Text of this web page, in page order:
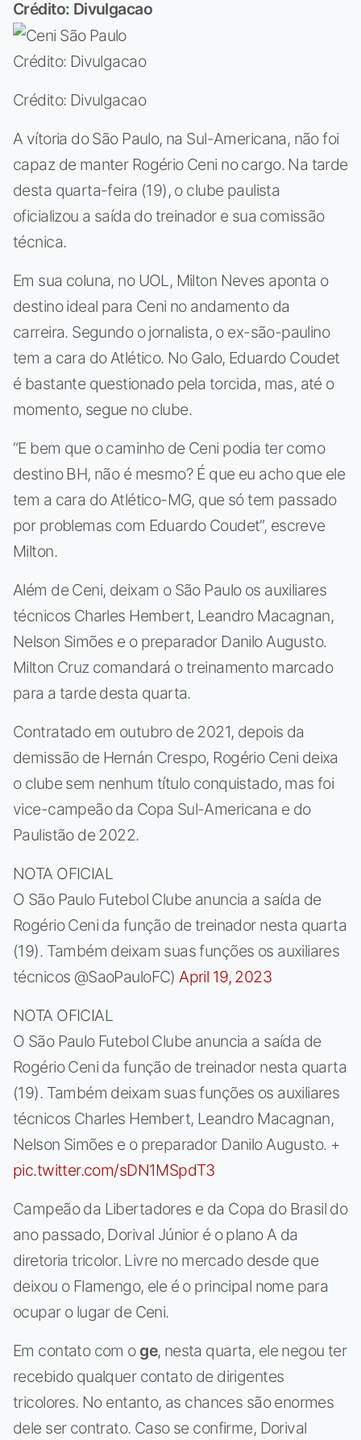
Crédito: Divulgacao
Crédito: Divulgacao
Crédito: Divulgacao
A vítoria do São Paulo, na Sul-Americana, não foi
capaz de manter Rogério Ceni no cargo. Na tarde
desta quarta-feira (19), o clube paulista
oficializou a saída do treinador e sua comissão
técnica.
Em sua coluna, no UOL, Milton Neves aponta o
destino ideal para Ceni no andamento da
carreira. Segundo o jornalista, o ex-são-paulino
tem a cara do Atlético. No Galo, Eduardo Coudet
é bastante questionado pela torcida, mas, até o
momento, segue no clube.
“E bem que o caminho de Ceni podia ter como
destino BH, não é mesmo? É que eu acho que ele
tem a cara do Atlético-MG, que só tem passado
por problemas com Eduardo Coudet”, escreve
Milton.
Além de Ceni, deixam o São Paulo os auxiliares
técnicos Charles Hembert, Leandro Macagnan,
Nelson Simões e o preparador Danilo Augusto.
Milton Cruz comandará o treinamento marcado
para a tarde desta quarta.
Contratado em outubro de 2021, depois da
demissão de Hernán Crespo, Rogério Ceni deixa
o clube sem nenhum título conquistado, mas foi
vice-campeão da Copa Sul-Americana e do
Paulistão de 2022.
NOTA OFICIAL
O São Paulo Futebol Clube anuncia a saída de
Rogério Ceni da função de treinador nesta quarta
(19). Também deixam suas funções os auxiliares
técnicos @SaoPauloFC)April 19, 2023
NOTA OFICIAL
O São Paulo Futebol Clube anuncia a saída de
Rogério Ceni da função de treinador nesta quarta
(19). Também deixam suas funções os auxiliares
técnicos Charles Hembert, Leandro Macagnan,
Nelson Simões e o preparador Danilo Augusto. +
pic.twitter.com/sDN1MSpdT3
Campeão da Libertadores e da Copa do Brasil do
ano passado, Dorival Júnior é o plano A da
diretoria tricolor. Livre no mercado desde que
deixou o Flamengo, ele é o principal nome para
ocupar o lugar de Ceni.
Em contato com o ge, nesta quarta, ele negou ter
recebido qualquer contato de dirigentes
tricolores. No entanto, as chances são enormes
dele ser contrato. Caso se confirme, Dorival